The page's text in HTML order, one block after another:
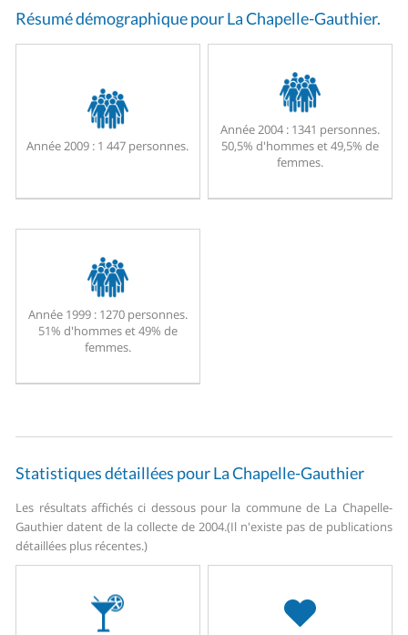
Résumé démographique pour La Chapelle-Gauthier.
Année 2009 : 1 447 personnes.
Année 2004 :1341 personnes.
50,5% d'hommes et 49,5% de
femmes.
Année 1999 :1270 personnes.
51% d'hommes et 49% de
femmes.
Statistiques détaillées pour La Chapelle-Gauthier
Les résultats affichés ci dessous pour la commune de La Chapelle-
Gauthier datent de la collecte de 2004.(Il n'existe pas de publications
détaillées plus récentes.)